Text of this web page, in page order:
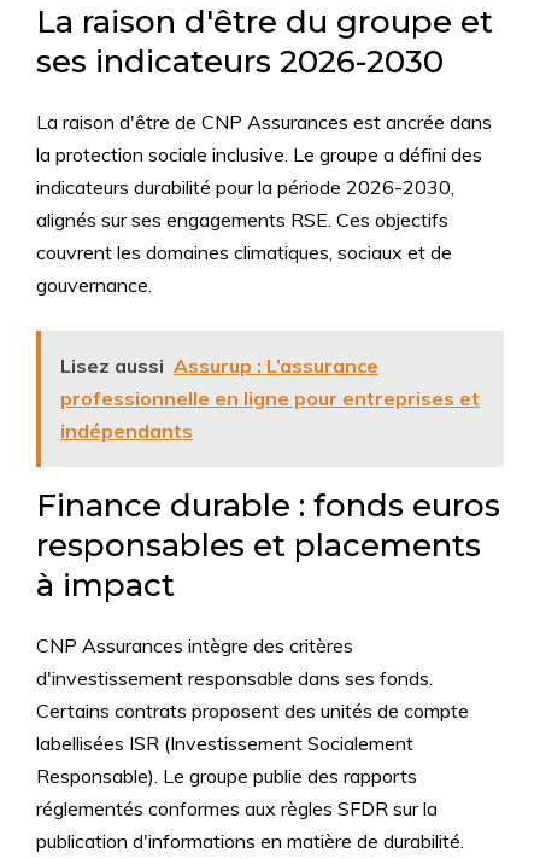
La raison d'être du groupe et
ses indicateurs 2026-2030
La raison d'être de CNP Assurances est ancrée dans
la protection sociale inclusive. Le groupe a défini des
indicateurs durabilité pour la période 2026-2030,
alignés sur ses engagements RSE. Ces objectifs
couvrent les domaines climatiques, sociaux et de
gouvernance.
Lisez aussi Assurup : L’assurance
professionnelle en ligne pour entreprises et
indépendants
Finance durable : fonds euros
responsables et placements
à impact
CNP Assurances intègre des critères
d'investissement responsable dans ses fonds.
Certains contrats proposent des unités de compte
labellisées ISR (Investissement Socialement
Responsable). Le groupe publie des rapports
réglementés conformes aux règles SFDR sur la
publication d'informations en matière de durabilité.